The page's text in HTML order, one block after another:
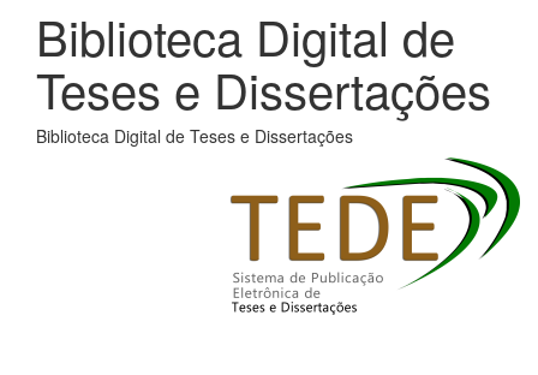
Biblioteca Digital de
Teses e Dissertações
Biblioteca Digital de Teses e Dissertações